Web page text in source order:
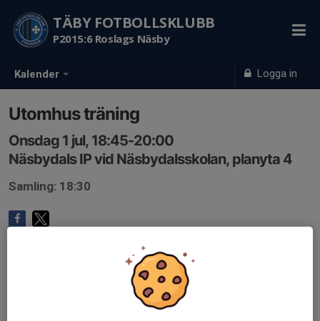
Kalender Logga in
TÄBY FOTBOLLSKLUBB
P2015:6 Roslags Näsby
Utomhus träning
Onsdag 1 jul, 18:45-20:00
Näsbydals IP vid Näsbydalsskolan, planyta 4
Samling: 18:30